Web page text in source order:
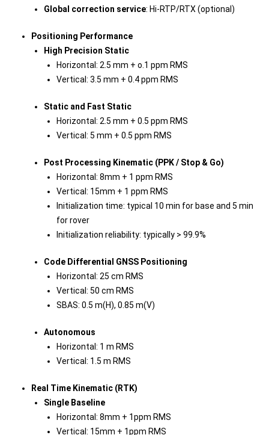
Global correction service: Hi-RTP/RTX (optional)
Positioning Performance
High Precision Static
Horizontal: 2.5 mm + o.1 ppm RMS
Vertical: 3.5 mm + 0.4 ppm RMS
Static and Fast Static
Horizontal: 2.5 mm + 0.5 ppm RMS
Vertical: 5 mm + 0.5 ppm RMS
Post Processing Kinematic (PPK / Stop & Go)
Horizontal: 8mm + 1 ppm RMS
Vertical: 15mm + 1 ppm RMS
Initialization time: typical 10 min for base and 5 min
for rover
Initialization reliability: typically > 99.9%
Code Differential GNSS Positioning
Horizontal: 25 cm RMS
Vertical: 50 cm RMS
SBAS: 0.5 m(H), 0.85 m(V)
Autonomous
Horizontal: 1 m RMS
Vertical: 1.5 m RMS
Real Time Kinematic (RTK)
Single Baseline
Horizontal: 8mm + 1ppm RMS
Vertical: 15mm + 1ppm RMS